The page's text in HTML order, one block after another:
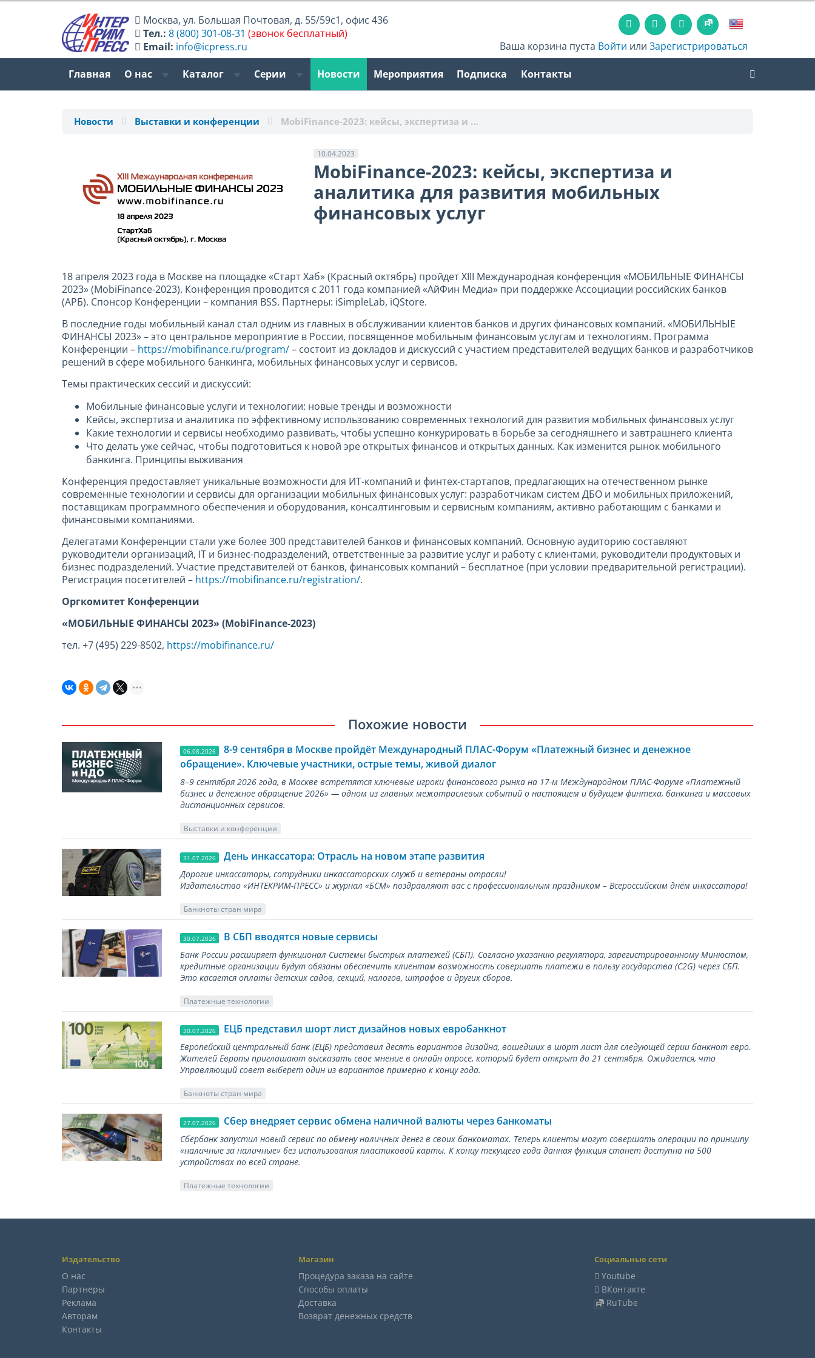
Москва,ул. Большая Почтовая, д. 55/59с1, офис 436
Тел.: 8 (800) 301-08-31 (звонок бесплатный)
Email: info@icpress.ru Ваша корзина пуста Войти илиЗарегистрироваться
Главная О нас Каталог Серии Новости Мероприятия Подписка Контакты
Новости Выставки и конференции MobiFinance-2023: кейсы, экспертиза и …
10.04.2023
MobiFinance-2023: кейсы, экспертиза и
аналитика для развития мобильных
финансовых услуг
18 апреля 2023 года в Москве на площадке «Старт Хаб» (Красный октябрь) пройдет XIII Международная конференция «МОБИЛЬНЫЕ ФИНАНСЫ
2023» (MobiFinance-2023). Конференция проводится с 2011 года компанией «АйФин Медиа» при поддержке Ассоциации российских банков
(АРБ). Спонсор Конференции – компания BSS. Партнеры: iSimpleLab, iQStore.
В последние годы мобильный канал стал одним из главных в обслуживании клиентов банков и других финансовых компаний. «МОБИЛЬНЫЕ
ФИНАНСЫ 2023» – это центральное мероприятие в России, посвященное мобильным финансовым услугам и технологиям. Программа
Конференции – https://mobifinance.ru/program/– состоит из докладов и дискуссий с участием представителей ведущих банков и разработчиков
решений в сфере мобильного банкинга, мобильных финансовых услуг и сервисов.
Темы практических сессий и дискуссий:
Мобильные финансовые услуги и технологии: новые тренды и возможности
Кейсы, экспертиза и аналитика по эффективному использованию современных технологий для развития мобильных финансовых услуг
Какие технологии и сервисы необходимо развивать, чтобы успешно конкурировать в борьбе за сегодняшнего и завтрашнего клиента
Что делать уже сейчас, чтобы подготовиться к новой эре открытых финансов и открытых данных. Как изменится рынок мобильного
банкинга. Принципы выживания
Конференция предоставляет уникальные возможности для ИТ-компаний и финтех-стартапов, предлагающих на отечественном рынке
современные технологии и сервисы для организации мобильных финансовых услуг: разработчикам систем ДБО и мобильных приложений,
поставщикам программного обеспечения и оборудования, консалтинговым и сервисным компаниям, активно работающим с банками и
финансовыми компаниями.
Делегатами Конференции стали уже более 300 представителей банков и финансовых компаний. Основную аудиторию составляют
руководители организаций, IT и бизнес-подразделений, ответственные за развитие услуг и работу с клиентами, руководители продуктовых и
бизнес подразделений. Участие представителей от банков, финансовых компаний – бесплатное (при условии предварительной регистрации).
Регистрация посетителей – https://mobifinance.ru/registration/.
Оргкомитет Конференции
«МОБИЛЬНЫЕ ФИНАНСЫ 2023» (MobiFinance-2023)
тел. +7 (495) 229-8502, https://mobifinance.ru/
Похожие новости
06.08.2026
8-9 сентября в Москве пройдёт Международный ПЛАС-Форум «Платежный бизнес и денежное
обращение». Ключевые участники, острые темы, живой диалог
8–9 сентября 2026 года, в Москве встретятся ключевые игроки финансового рынка на 17-м Международном ПЛАС-Форуме «Платежный
бизнес и денежное обращение 2026» — одном из главных межотраслевых событий о настоящем и будущем финтеха, банкинга и массовых
дистанционных сервисов.
Выставки и конференции
31.07.2026 День инкассатора: Отрасль на новом этапе развития
Дорогие инкассаторы, сотрудники инкассаторских служб и ветераны отрасли!
Издательство «ИНТЕКРИМ-ПРЕСС» и журнал «БСМ» поздравляют вас с профессиональным праздником – Всероссийским днём инкассатора!
Банкноты стран мира
30.07.2026 В СБП вводятся новые сервисы
Банк России расширяет функционал Системы быстрых платежей (СБП). Согласно указанию регулятора, зарегистрированному Минюстом,
кредитные организации будут обязаны обеспечить клиентам возможность совершать платежи в пользу государства (С2G) через СБП.
Это касается оплаты детских садов, секций, налогов, штрафов и других сборов.
Платежные технологии
30.07.2026 ЕЦБ представил шорт лист дизайнов новых евробанкнот
Европейский центральный банк (ЕЦБ) представил десять вариантов дизайна, вошедших в шорт лист для следующей серии банкнот евро.
Жителей Европы приглашают высказать свое мнение в онлайн опросе, который будет открыт до 21 сентября. Ожидается, что
Управляющий совет выберет один из вариантов примерно к концу года.
Банкноты стран мира
27.07.2026 Сбер внедряет сервис обмена наличной валюты через банкоматы
Сбербанк запустил новый сервис по обмену наличных денег в своих банкоматах. Теперь клиенты могут совершать операции по принципу
«наличные за наличные» без использования пластиковой карты. К концу текущего года данная функция станет доступна на 500
устройствах по всей стране.
Платежные технологии
Издательство
О нас
Партнеры
Реклама
Авторам
Контакты
Магазин
Процедура заказа на сайте
Способы оплаты
Доставка
Возврат денежных средств
Социальные сети
Youtube
ВКонтакте
RuTube